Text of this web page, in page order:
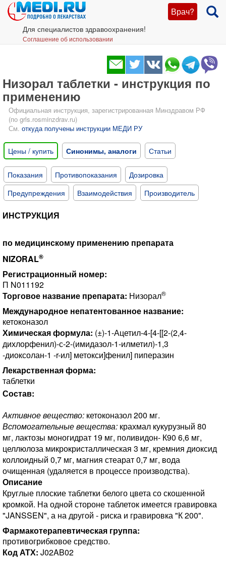
Врач?
Для специалистов здравоохранения!
Соглашение об использовании
Низорал таблетки - инструкция по
применению
Официальная инструкция, зарегистрированная Минздравом РФ
(по grls.rosminzdrav.ru)
См. откуда получены инструкции МЕДИ РУ
Цены / купить Синонимы, аналоги Статьи
Показания Противопоказания
Дозировка
Предупреждения
Взаимодействия Производитель
ИНСТРУКЦИЯ
по медицинскому применению препарата
NIZORAL®
Регистрационный номер:
П N011192
Торговое название препарата: Низорал®
Международное непатентованное название:
кетоконазол
Химическая формула: (±)-1-Ацетил-4-[4-[[2-(2,4-
дихлорфенил)-с-2-(имидазол-1-илметил)-1,3
-диоксолан-1 -r-ил] метокси]фенил] пиперазин
Лекарственная форма:
таблетки
Состав:
Активное вещество: кетоконазол 200 мг.
Вспомогательные вещества: крахмал кукурузный 80
мг, лактозы моногидрат 19 мг, поливидон- К90 6,6 мг,
целлюлоза микрокристаллическая 3 мг, кремния диоксид
коллоидный 0,7 мг, магния стеарат 0,7 мг, вода
очищенная (удаляется в процессе производства).
Описание
Круглые плоские таблетки белого цвета со скошенной
кромкой. На одной стороне таблеток имеется гравировка
"JANSSEN", а на другой - риска и гравировка "К 200".
Фармакотерапевтическая группа:
противогрибковое средство.
Код АТХ: J02AB02